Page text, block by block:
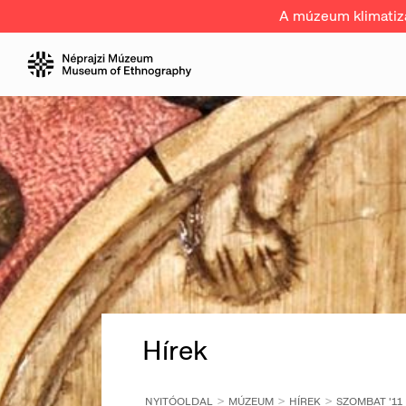
A múzeum
Hírek
NYITÓOLDAL MÚZEUM HÍREK SZOMBAT '11